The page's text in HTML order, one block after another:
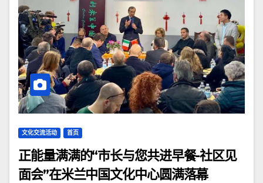
文化交流活动 首页
正能量满满的“市长与您共进早餐-社区见
面会”在米兰中国文化中心圆满落幕